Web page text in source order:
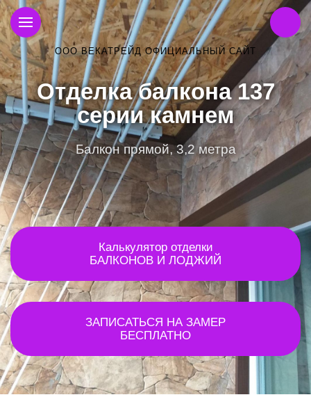
ООО ВЕКАТРЕЙД ОФИЦИАЛЬНЫЙ САЙТ
Отделка балкона 137
серии камнем
Балкон прямой, 3,2 метра
Калькулятор отделки
БАЛКОНОВ И ЛОДЖИЙ
ЗАПИСАТЬСЯ НА ЗАМЕР
БЕСПЛАТНО